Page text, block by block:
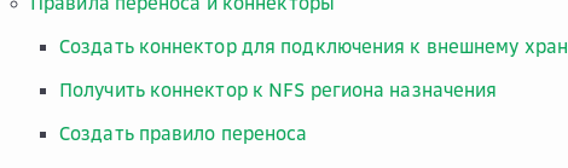
Создать коннектор для подключения к внешнему
Получить коннектор к NFS региона назначения
Создать правило переноса